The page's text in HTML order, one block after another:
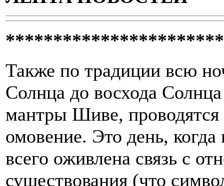
Также по традиции всю
Солнца до восхода
мантры Шиве,
омовение. Это день,
всего оживлена связь с
существования (что